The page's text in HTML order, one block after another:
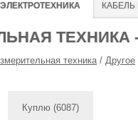
ЭЛЕКТРОТЕХНИКА
ТЕХНИКА
техника/ Другое
Куплю (6087)